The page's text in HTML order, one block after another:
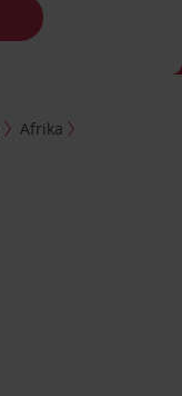
Afrika